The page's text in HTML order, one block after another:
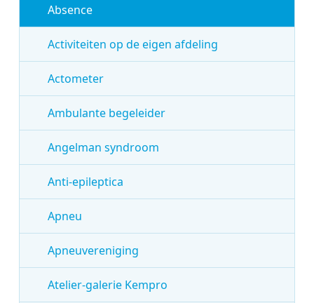
Absence
Activiteiten op de eigen afdeling
Actometer
Ambulante begeleider
Angelman syndroom
Anti-epileptica
Apneu
Apneuvereniging
Atelier-galerie Kempro